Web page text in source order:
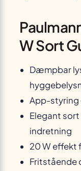
W Sort
Dæmpbar
App-styring
Elegant
indretning
20 W effekt
Fritstående